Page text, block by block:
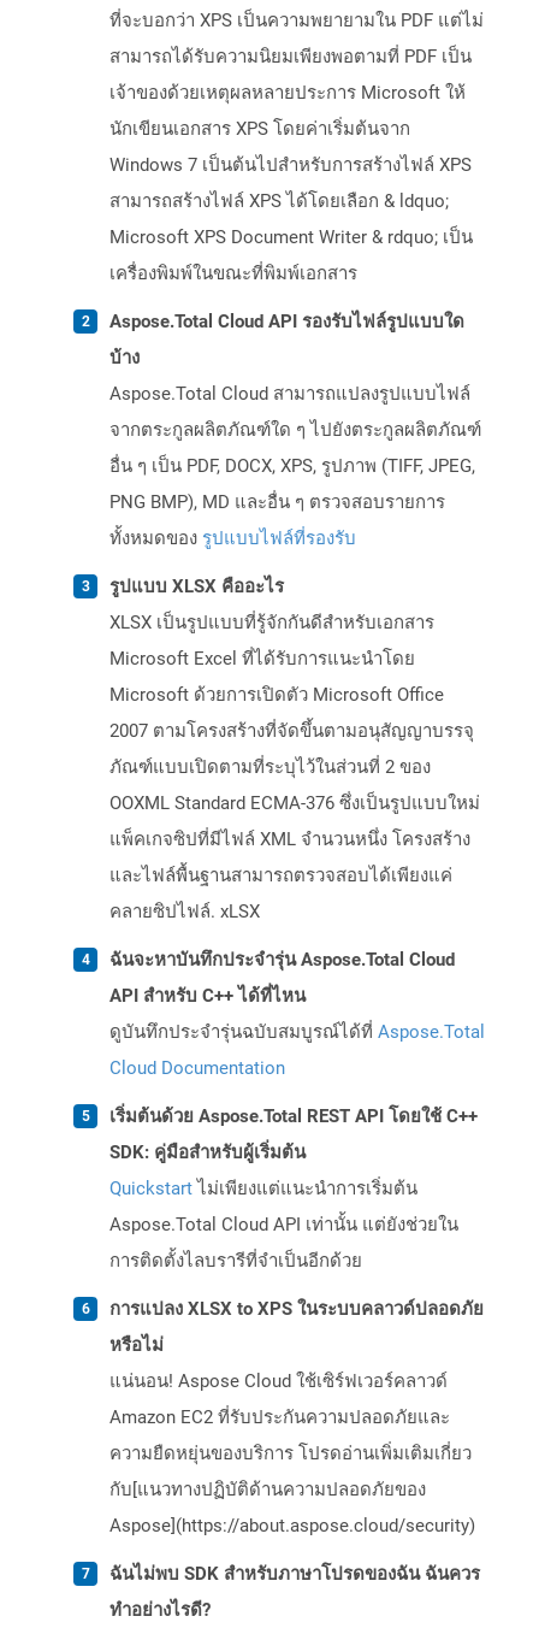
ที่จะบอกว่า XPS เป็นความพยายามใน PDF แต่ไม่
สามารถได้รับความนิยมเพียงพอตามที่ PDF เป็น
เจ้าของด้วยเหตุผลหลายประการ Microsoft ให้
นักเขียนเอกสาร XPS โดยค่าเริ่มต้นจาก
Windows 7 เป็นต้นไปสำหรับการสร้างไฟล์ XPS
สามารถสร้างไฟล์ XPS ได้โดยเลือก & ldquo;
Microsoft XPS Document Writer & rdquo; เป็น
เครื่องพิมพ์ในขณะที่พิมพ์เอกสาร
Aspose.Total Cloud API รองรับไฟล์รูปแบบใด
บ้าง
Aspose.Total Cloud สามารถแปลงรูปแบบไฟล์
จากตระกูลผลิตภัณฑ์ใด ๆ ไปยังตระกูลผลิตภัณฑ์
อื่น ๆ เป็น PDF, DOCX, XPS, รูปภาพ (TIFF, JPEG,
PNG BMP), MD และอื่น ๆ ตรวจสอบรายการ
ทั้งหมดของ รูปแบบไฟล์ที่รองรับ
รูปแบบ XLSX คืออะไร
XLSX เป็นรูปแบบที่รู้จักกันดีสำหรับเอกสาร
Microsoft Excel ที่ได้รับการแนะนำโดย
Microsoft ด้วยการเปิดตัว Microsoft Office
2007 ตามโครงสร้างที่จัดขึ้นตามอนุสัญญาบรรจุ
ภัณฑ์แบบเปิดตามที่ระบุไว้ในส่วนที่ 2 ของ
OOXML Standard ECMA-376 ซึ่งเป็นรูปแบบใหม่
แพ็คเกจซิปที่มีไฟล์ XML จำนวนหนึ่ง โครงสร้าง
และไฟล์พื้นฐานสามารถตรวจสอบได้เพียงแค่
คลายซิปไฟล์. xLSX
ฉันจะหาบันทึกประจำรุ่น Aspose.Total Cloud
API สำหรับ C++ ได้ที่ไหน
ดูบันทึกประจำรุ่นฉบับสมบูรณ์ได้ที่ Aspose.Total
Cloud Documentation
เริ่มต้นด้วย Aspose.Total REST API โดยใช้ C++
SDK: คู่มือสำหรับผู้เริ่มต้น
Quickstartไม่เพียงแต่แนะนำการเริ่มต้น
Aspose.Total Cloud API เท่านั้น แต่ยังช่วยใน
การติดตั้งไลบรารีที่จำเป็นอีกด้วย
การแปลง XLSX to XPS ในระบบคลาวด์ปลอดภัย
หรือไม่
แน่นอน! Aspose Cloud ใช้เซิร์ฟเวอร์คลาวด์
Amazon EC2 ที่รับประกันความปลอดภัยและ
ความยืดหยุ่นของบริการ โปรดอ่านเพิ่มเติมเกี่ยว
กับ[แนวทางปฏิบัติด้านความปลอดภัยของ
Aspose](https://about.aspose.cloud/security)
ฉันไม่พบ SDK สำหรับภาษาโปรดของฉัน ฉันควร
ทำอย่างไรดี?